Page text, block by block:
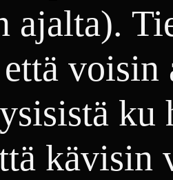
ajalta).
että
ku
kävisin